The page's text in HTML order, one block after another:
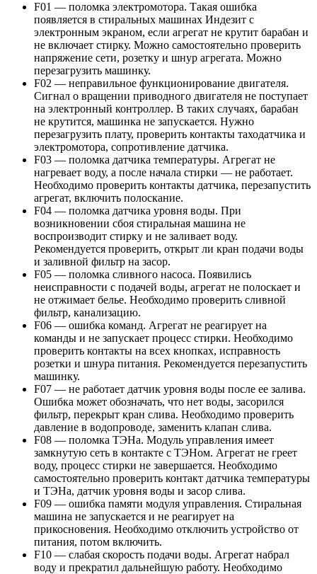
F01 — поломка электромотора. Такая ошибка
появляется в стиральных машинах Индезит с
электронным экраном, если агрегат не крутит барабан и
не включает стирку. Можно самостоятельно проверить
напряжение сети, розетку и шнур агрегата. Можно
перезагрузить машинку.
F02 — неправильное функционирование двигателя.
Сигнал о вращении приводного двигателя не поступает
на электронный контроллер. В таких случаях, барабан
не крутится, машинка не запускается. Нужно
перезагрузить плату, проверить контакты таходатчика и
электромотора, сопротивление датчика.
F03 — поломка датчика температуры. Агрегат не
нагревает воду, а после начала стирки — не работает.
Необходимо проверить контакты датчика, перезапустить
агрегат, включить полоскание.
F04 — поломка датчика уровня воды. При
возникновении сбоя стиральная машина не
воспроизводит стирку и не заливает воду.
Рекомендуется проверить, открыт ли кран подачи воды
и заливной фильтр на засор.
F05 — поломка сливного насоса. Появились
неисправности с подачей воды, агрегат не полоскает и
не отжимает белье. Необходимо проверить сливной
фильтр, канализацию.
F06 — ошибка команд. Агрегат не реагирует на
команды и не запускает процесс стирки. Необходимо
проверить контакты на всех кнопках, исправность
розетки и шнура питания. Рекомендуется перезапустить
машинку.
F07 — не работает датчик уровня воды после ее залива.
Ошибка может обозначать, что нет воды, засорился
фильтр, перекрыт кран слива. Необходимо проверить
давление в водопроводе, заменить клапан слива.
F08 — поломка ТЭНа. Модуль управления имеет
замкнутую сеть в контакте с ТЭНом. Агрегат не греет
воду, процесс стирки не завершается. Необходимо
самостоятельно проверить контакт датчика температуры
и ТЭНа, датчик уровня воды и засор слива.
F09 — ошибка памяти модуля управления. Стиральная
машина не запускается и не реагирует на
прикосновения. Необходимо отключить устройство от
питания, потом включить.
F10 — слабая скорость подачи воды. Агрегат набрал
воду и прекратил дальнейшую работу. Необходимо